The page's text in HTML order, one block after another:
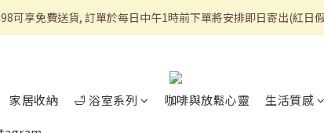
可享免費送貨, 訂單於每日中午1時前下單將安排即日寄出(紅日
家居收納 🛁 浴室系列 咖啡與放鬆心靈 生活質感